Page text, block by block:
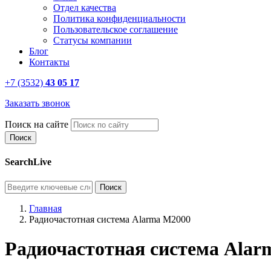
Отдел качества
Политика конфиденциальности
Пользовательское соглашение
Статусы компании
Блог
Контакты
+7 (3532) 43 05 17
Заказать звонок
Поиск на сайте
SearchLive
Главная
Радиочастотная система Alarma M2000
Радиочастотная система